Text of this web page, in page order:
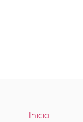
Inicio